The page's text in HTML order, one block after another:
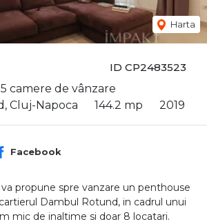
ID CP2483523
camere de vânzare
Cluj-Napoca
144.2 mp 2019
Harta
Facebook
propune spre vanzare un penthouse
Dambul Rotund, in cadrul unui
mic de inaltime si doar 8 locatari.